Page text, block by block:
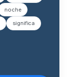
noche
significa